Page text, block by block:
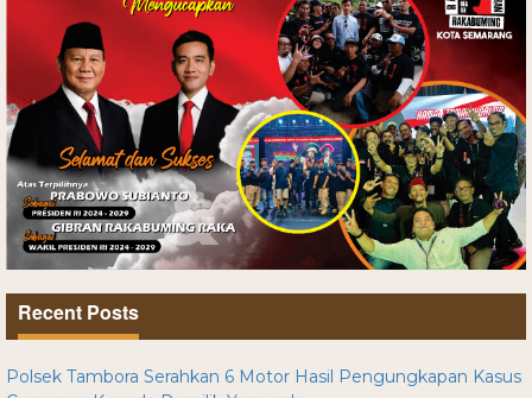
Recent Posts
Polsek Tambora Serahkan 6 Motor Hasil Pengungkapan Kasus